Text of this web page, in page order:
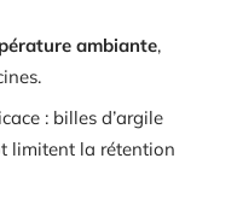
ambiante,
: billes d’argile
limitent la rétention